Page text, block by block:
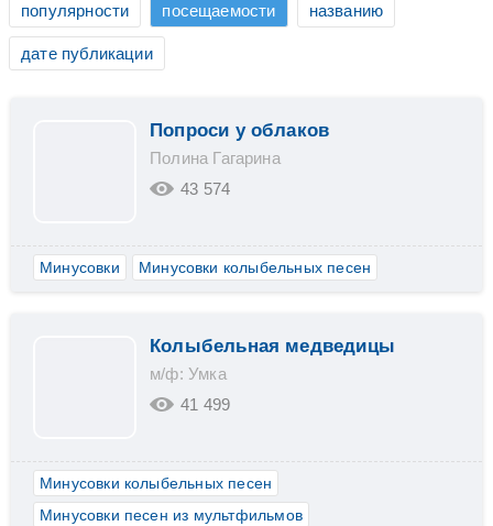
популярности посещаемости названию
дате публикации
Попроси у облаков
Полина Гагарина
43 574
Минусовки Минусовки колыбельных песен
Колыбельная медведицы
м/ф: Умка
41 499
Минусовки колыбельных песен
Минусовки песен из мультфильмов